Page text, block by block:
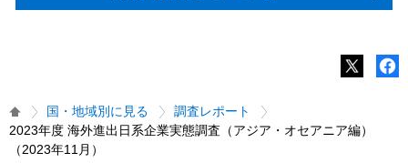
国・地域別に見る
調査レポート
2023年度 海外進出日系企業実態調査（アジア・オセアニア編）
（2023年11月）